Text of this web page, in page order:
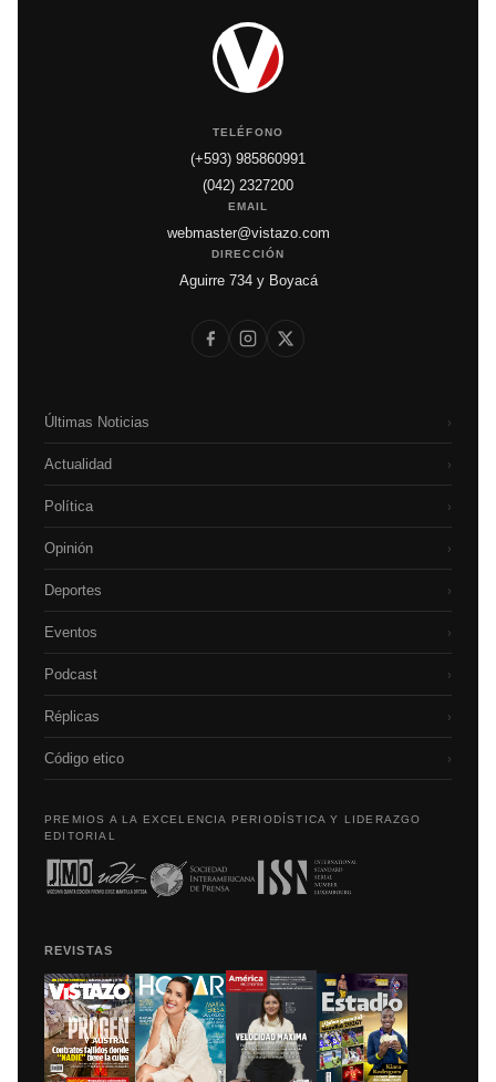
TELÉFONO
(+593) 985860991
(042) 2327200
EMAIL
webmaster@vistazo.com
DIRECCIÓN
Aguirre 734 y Boyacá
Últimas Noticias ›
Actualidad ›
Política ›
Opinión ›
Deportes ›
Eventos ›
Podcast ›
Réplicas ›
Código etico ›
PREMIOS A LA EXCELENCIA PERIODÍSTICA Y LIDERAZGO
EDITORIAL
REVISTAS